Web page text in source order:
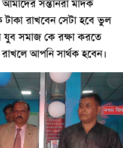
সন্তানরা মাদক
রাখবেন সেটা হবে ভুল
যুব সমাজ কে রক্ষা করতে
আপনি সার্থক হবেন।